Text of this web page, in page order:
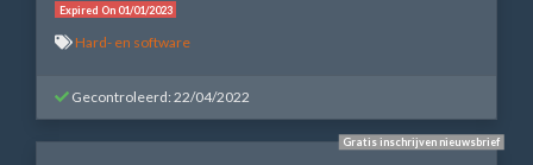
Expired On 01/01/2023
Hard- en software
Gecontroleerd: 22/04/2022
Gratis inschrijven nieuwsbrief